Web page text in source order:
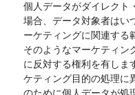
個人データがダイレクト
場合、データ対象者はい
ーケティングに関連する
そのようなマーケティン
に反対する権利を有しま
ケティング目的の処理に
のために個人データが処